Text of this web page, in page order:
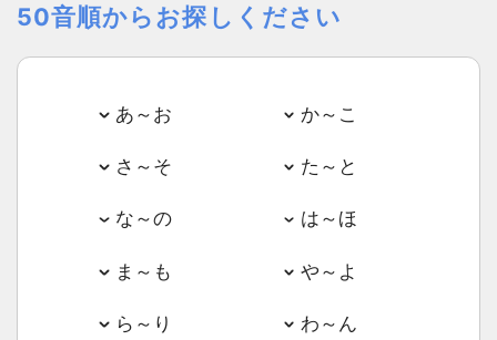
50音順からお探しください
あ～お か～こ
さ～そ た～と
な～の は～ほ
ま～も や～よ
ら～り わ～ん